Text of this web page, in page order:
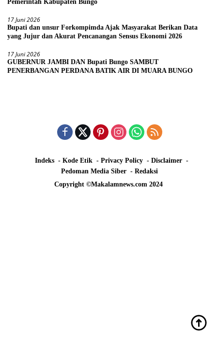
Pemerintah Kabupaten Bungo
17 Juni 2026
Bupati dan unsur Forkompimda Ajak Masyarakat Berikan Data
yang Jujur dan Akurat Pencanangan Sensus Ekonomi 2026
17 Juni 2026
GUBERNUR JAMBI DAN Bupati Bungo SAMBUT
PENERBANGAN PERDANA BATIK AIR DI MUARA BUNGO
Indeks Kode Etik Privacy Policy
Disclaimer
Pedoman Media Siber
Redaksi
Copyright ©Makalamnews.com 2024